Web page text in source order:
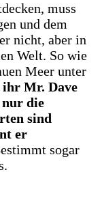
muss
und dem
nicht, aber in
Welt. So wie
Meer unter
ihr Mr. Dave
die
sind
er
sogar